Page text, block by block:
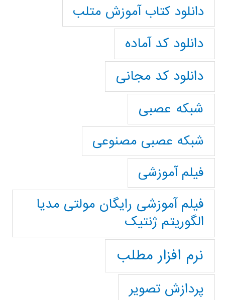
دانلود کتاب آموزش متلب
دانلود کد آماده
دانلود کد مجانی
شبکه عصبی
شبکه عصبی مصنوعی
فیلم آموزشی
فیلم آموزشی رایگان مولتی مدیا
الگوریتم ژنتیک
نرم افزار مطلب
پردازش تصویر